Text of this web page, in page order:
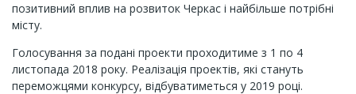
позитивний вплив на розвиток Черкас і найбільше потрібні
місту.
Голосування за подані проекти проходитиме з 1 по 4
листопада 2018 року. Реалізація проектів, які стануть
переможцями конкурсу, відбуватиметься у 2019 році.